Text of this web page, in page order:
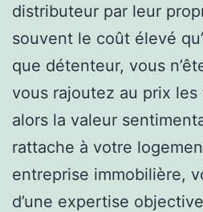
distributeur par leur
souvent le coût élevé
que détenteur, vous
vous rajoutez au prix les
alors la valeur
rattache à votre
entreprise immobilière,
d’une expertise